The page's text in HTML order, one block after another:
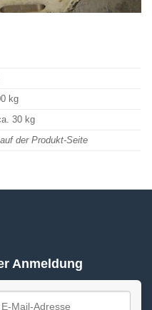
kg
30 kg
der Produkt-Seite
Anmeldung